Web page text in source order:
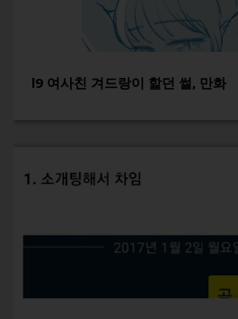
l9 여사친 겨드랑이 핥던 썰, 만화